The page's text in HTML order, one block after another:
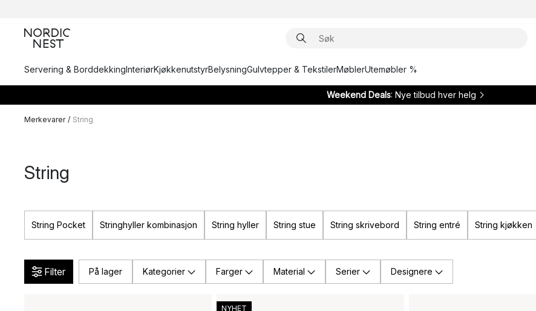
Servering & BorddekkingInteriørKjøkkenutstyrBelysningGulvtepper & TekstilerMøblerUtemøbler %
Weekend Deals: Nye tilbud hver helg
Merkevarer / String
String
String Pocket Stringhyller kombinasjon String hyller String stue String skrivebord String entré String kjøkken
Filter På lager Kategorier Farger Material Serier Designere
NYHET